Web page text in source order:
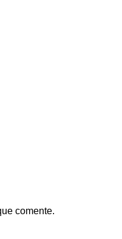
comente.